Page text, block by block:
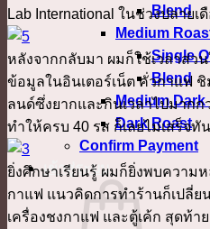
Blend
Medium
Single
Blend
Medium Dark
Dark Roast
Confirm Payment
เข้าสู่ระบบ
Lab International ในช่วงปลาย
หลังจากกลับมา ผมก็ใช้เวลาส่
ข้อมูลในอินเตอร์เน็ต คั่วกาแฟ
ลนด์ซึ่งยากและกินเวลาไปมาก
ทำให้ครบ 40 รส ก็เลยไม่เสร็จทั
ยิ่งศึกษาเรียนรู้ ผมก็ยิ่งพบความ
กาแฟ แนวคิดการทำร้านก็เปลี่ย
เครื่องชงกาแฟ และตู้เค้ก สุดท้า